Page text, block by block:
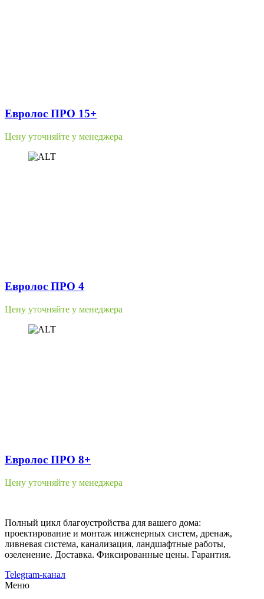
Евролос ПРО 15+
Цену уточняйте у менеджера
Евролос ПРО 4
Цену уточняйте у менеджера
Евролос ПРО 8+
Цену уточняйте у менеджера
Полный цикл благоустройства для вашего дома:
проектирование и монтаж инженерных систем, дренаж,
ливневая система, канализация, ландшафтные работы,
озеленение. Доставка. Фиксированные цены. Гарантия.
Telegram-канал
Меню